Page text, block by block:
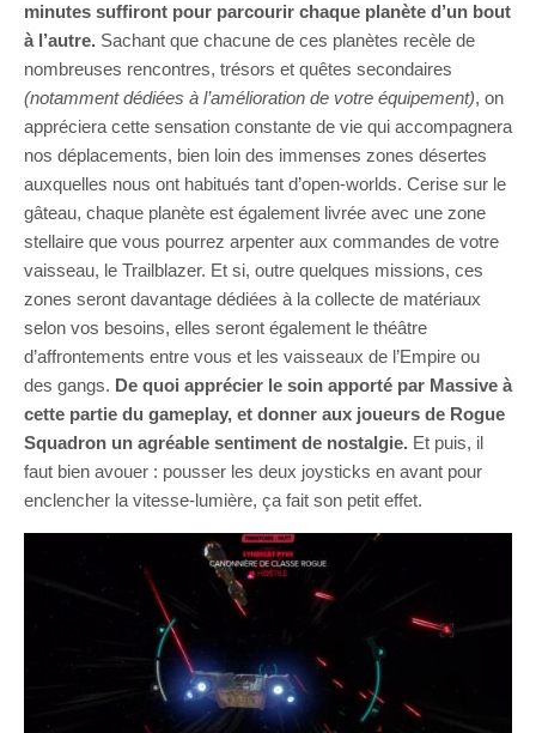
minutes suffiront pour parcourir chaque planète d’un bout
à l’autre. Sachant que chacune de ces planètes recèle de
nombreuses rencontres, trésors et quêtes secondaires
(notamment dédiées à l’amélioration de votre équipement), on
appréciera cette sensation constante de vie qui accompagnera
nos déplacements, bien loin des immenses zones désertes
auxquelles nous ont habitués tant d’open-worlds. Cerise sur le
gâteau, chaque planète est également livrée avec une zone
stellaire que vous pourrez arpenter aux commandes de votre
vaisseau, le Trailblazer. Et si, outre quelques missions, ces
zones seront davantage dédiées à la collecte de matériaux
selon vos besoins, elles seront également le théâtre
d’affrontements entre vous et les vaisseaux de l’Empire ou
des gangs. De quoi apprécier le soin apporté par Massive à
cette partie du gameplay, et donner aux joueurs de Rogue
Squadron un agréable sentiment de nostalgie. Et puis, il
faut bien avouer : pousser les deux joysticks en avant pour
enclencher la vitesse-lumière, ça fait son petit effet.